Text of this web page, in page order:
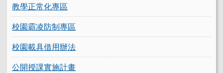
教學正常化專區
校園霸凌防制專區
校園載具借用辦法
公開授課實施計畫